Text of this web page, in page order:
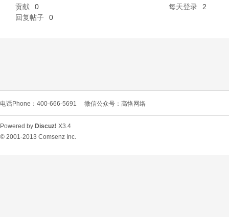
L
贡献
0 每天登录
2
回复帖子
0
电话Phone：400-666-5691 微信公众号：高恪网络
Powered by Discuz! X3.4
© 2001-2013 Comsenz Inc.